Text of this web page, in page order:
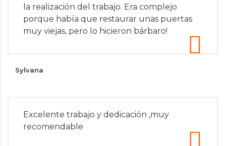
la realización del trabajo. Era complejo
porque había que restaurar unas puertas
muy viejas, pero lo hicieron bárbaro!
Sylvana
Excelente trabajo y dedicación ,muy
recomendable